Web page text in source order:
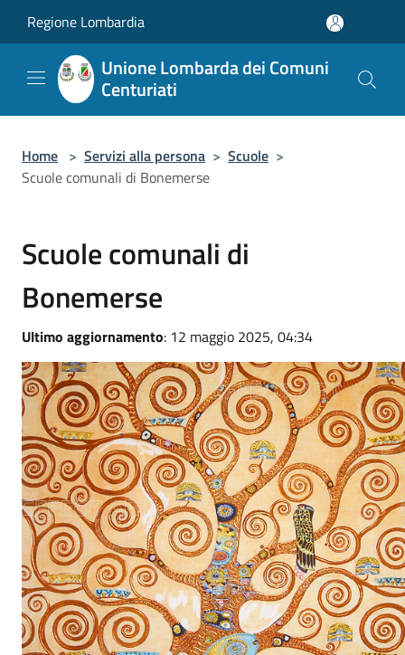
Regione Lombardia
Unione Lombarda dei Comuni
Centuriati
Home > Servizi alla persona > Scuole >
Scuole comunali di Bonemerse
Scuole comunali di
Bonemerse
Ultimo aggiornamento: 12 maggio 2025, 04:34